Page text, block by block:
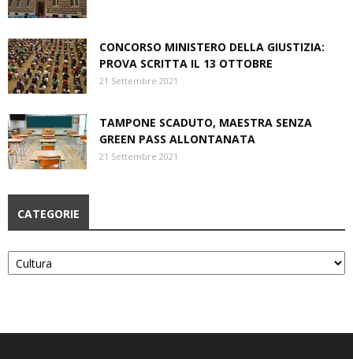
CONCORSO MINISTERO DELLA GIUSTIZIA:
PROVA SCRITTA IL 13 OTTOBRE
21 Settembre 2021
TAMPONE SCADUTO, MAESTRA SENZA
GREEN PASS ALLONTANATA
21 Settembre 2021
CATEGORIE
Categorie